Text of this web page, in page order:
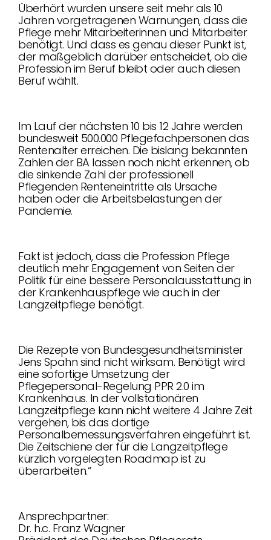
Überhört wurden unsere seit mehr als 10
Jahren vorgetragenen Warnungen, dass die
Pflege mehr Mitarbeiterinnen und Mitarbeiter
benötigt. Und dass es genau dieser Punkt ist,
der maßgeblich darüber entscheidet, ob die
Profession im Beruf bleibt oder auch diesen
Beruf wählt.
Im Lauf der nächsten 10 bis 12 Jahre werden
bundesweit 500.000 Pflegefachpersonen das
Rentenalter erreichen. Die bislang bekannten
Zahlen der BA lassen noch nicht erkennen, ob
die sinkende Zahl der professionell
Pflegenden Renteneintritte als Ursache
haben oder die Arbeitsbelastungen der
Pandemie.
Fakt ist jedoch, dass die Profession Pflege
deutlich mehr Engagement von Seiten der
Politik für eine bessere Personalausstattung in
der Krankenhauspflege wie auch in der
Langzeitpflege benötigt.
Die Rezepte von Bundesgesundheitsminister
Jens Spahn sind nicht wirksam. Benötigt wird
eine sofortige Umsetzung der
Pflegepersonal-Regelung PPR 2.0 im
Krankenhaus. In der vollstationären
Langzeitpflege kann nicht weitere 4 Jahre Zeit
vergehen, bis das dortige
Personalbemessungsverfahren eingeführt ist.
Die Zeitschiene der für die Langzeitpflege
kürzlich vorgelegten Roadmap ist zu
überarbeiten.“
Ansprechpartner:
Dr. h.c. Franz Wagner